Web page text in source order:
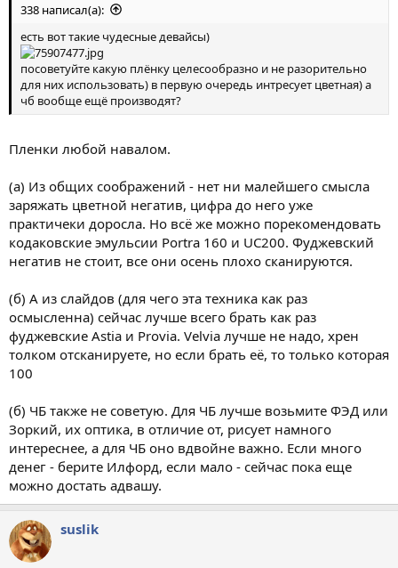
338 написал(а):
есть вот такие чудесные девайсы)
посоветуйте какую плёнку целесообразно и не разорительно
для них использовать) в первую очередь интресует цветная) а
чб вообще ещё производят?
Пленки любой навалом.
(а) Из общих соображений - нет ни малейшего смысла
заряжать цветной негатив, цифра до него уже
практичеки доросла. Но всё же можно порекомендовать
кодаковские эмульсии Portra 160 и UC200. Фуджевский
негатив не стоит, все они осень плохо сканируются.
(б) А из слайдов (для чего эта техника как раз
осмысленна) сейчас лучше всего брать как раз
фуджевские Astia и Provia. Velvia лучше не надо, хрен
толком отсканируете, но если брать её, то только которая
100
(б) ЧБ также не советую. Для ЧБ лучше возьмите ФЭД или
Зоркий, их оптика, в отличие от, рисует намного
интереснее, а для ЧБ оно вдвойне важно. Если много
денег - берите Илфорд, если мало - сейчас пока еще
можно достать адвашу.
suslik